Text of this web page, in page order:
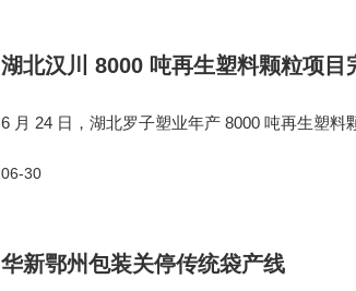
湖北汉川 8000 吨再生塑料颗粒项目
6 月 24 日，湖北罗子塑业年产 8000 吨再生塑
占地 10 亩，新建 5000㎡标准化车间
06-30
华新鄂州包装关停传统袋产线